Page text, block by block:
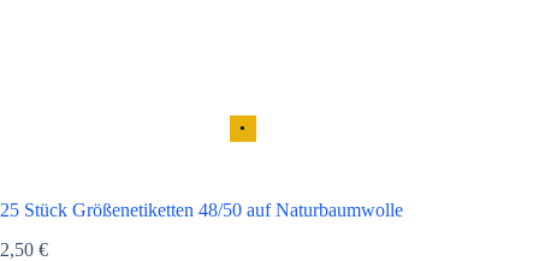
•
25 Stück Größenetiketten 48/50 auf Naturbaumwolle
2,50 €